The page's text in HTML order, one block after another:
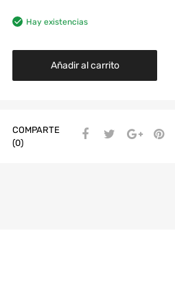
Hay existencias
Añadir al carrito
COMPARTE
(0)